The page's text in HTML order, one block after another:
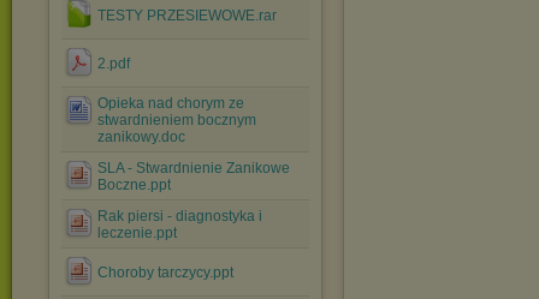
TESTY PRZESIEWOWE.rar
2.pdf
Opieka nad chorym ze
stwardnieniem bocznym
zanikowy.doc
SLA - Stwardnienie Zanikowe
Boczne.ppt
Rak piersi - diagnostyka i
leczenie.ppt
Choroby tarczycy.ppt